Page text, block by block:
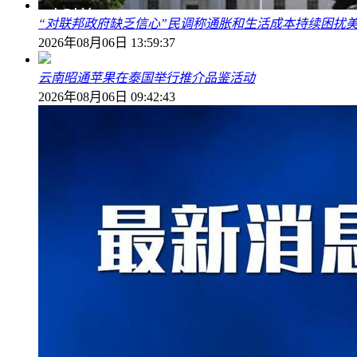
“对联邦政府缺乏信心”民调称通胀和生活成本持续困扰
2026年08月06日 13:59:37
云南昭通苹果在泰国举行推介品鉴活动
2026年08月06日 09:42:43